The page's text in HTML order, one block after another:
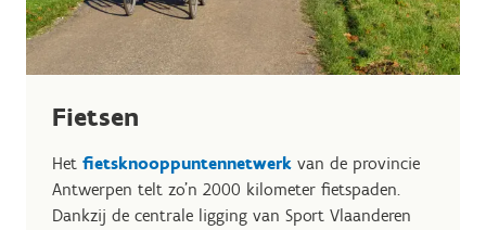
Fietsen
Het fietsknooppuntennetwerk van de provincie
Antwerpen telt zo'n 2000 kilometer fietspaden.
Dankzij de centrale ligging van Sport Vlaanderen